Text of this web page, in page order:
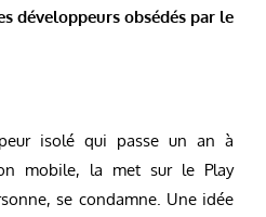
développeurs obsédés par le
isolé qui passe un an à
mobile, la met sur le Play
se condamne. Une idée